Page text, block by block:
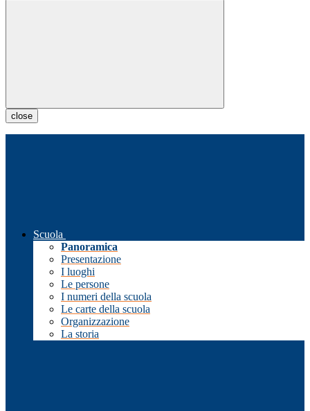
close
Scuola
Panoramica
Presentazione
I luoghi
Le persone
I numeri della scuola
Le carte della scuola
Organizzazione
La storia